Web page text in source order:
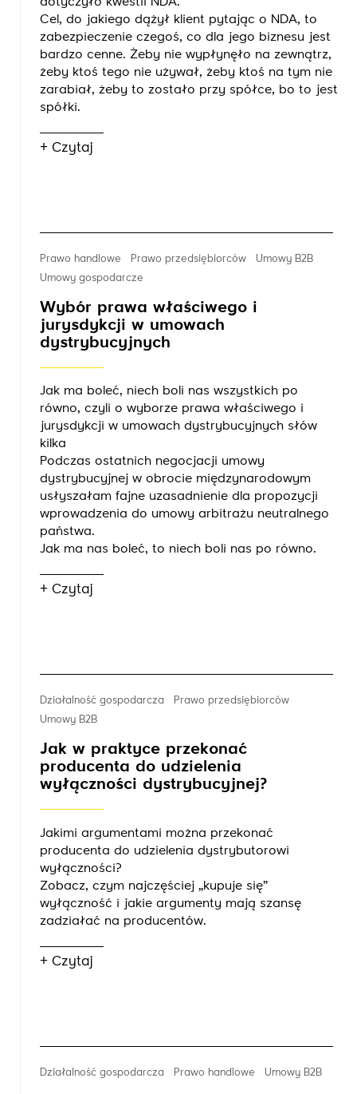
Cel, do jakiego dążył klient pytając o NDA, to
zabezpieczenie czegoś, co dla jego biznesu jest
bardzo cenne. Żeby nie wypłynęło na zewnątrz,
żeby ktoś tego nie używał, żeby ktoś na tym nie
zarabiał, żeby to zostało przy spółce, bo to jest
spółki.
+ Czytaj
Prawo handlowe Prawo przedsiębiorców
Umowy B2B
Umowy gospodarcze
Wybór prawa właściwego i
jurysdykcji w umowach
dystrybucyjnych
Jak ma boleć, niech boli nas wszystkich po
równo, czyli o wyborze prawa właściwego i
jurysdykcji w umowach dystrybucyjnych słów
kilka
Podczas ostatnich negocjacji umowy
dystrybucyjnej w obrocie międzynarodowym
usłyszałam fajne uzasadnienie dla propozycji
wprowadzenia do umowy arbitrażu neutralnego
państwa.
Jak ma nas boleć, to niech boli nas po równo.
+ Czytaj
Działalność gospodarcza
Prawo przedsiębiorców
Umowy B2B
Jak w praktyce przekonać
producenta do udzielenia
wyłączności dystrybucyjnej?
Jakimi argumentami można przekonać
producenta do udzielenia dystrybutorowi
wyłączności?
Zobacz, czym najczęściej „kupuje się”
wyłączność i jakie argumenty mają szansę
zadziałać na producentów.
+ Czytaj
Działalność gospodarcza Prawo handlowe Umowy B2B